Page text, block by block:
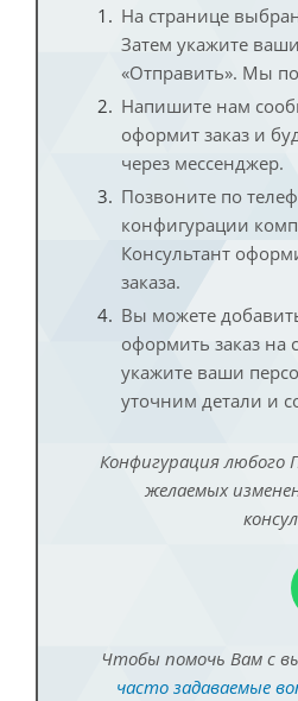
На странице
Затем укажите
«Отправить». Мы
Напишите нам
оформит заказ и
через мессенджер.
Позвоните по
конфигурации
Консультант
заказа.
Вы можете
оформить заказ на
укажите ваши
уточним детали и
Конфигурация любого
желаемых
Чтобы помочь Вам с
часто задаваемые